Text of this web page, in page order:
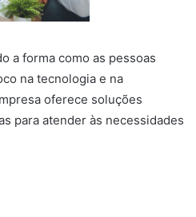
a forma como as pessoas
na tecnologia e na
oferece soluções
para atender às necessidades